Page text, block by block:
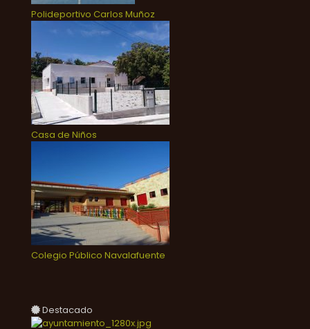
Polideportivo Carlos Muñoz
Casa de Niños
Colegio Público Navalafuente
Destacado